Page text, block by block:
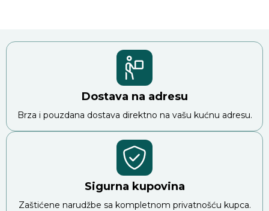
Dostava na adresu
Brza i pouzdana dostava direktno na vašu kućnu adresu.
Sigurna kupovina
Zaštićene narudžbe sa kompletnom privatnošću kupca.